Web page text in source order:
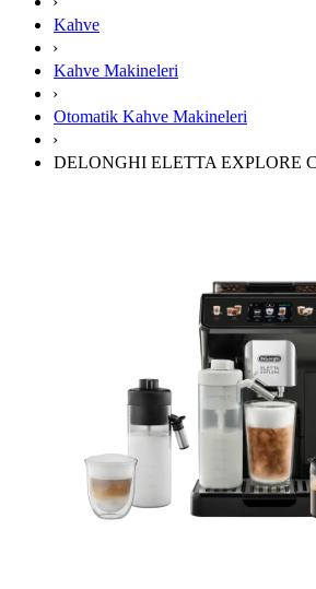
Kahve
›
Kahve Makineleri
›
Otomatik Kahve Makineleri
›
DELONGHI ELETTA EXPLORE